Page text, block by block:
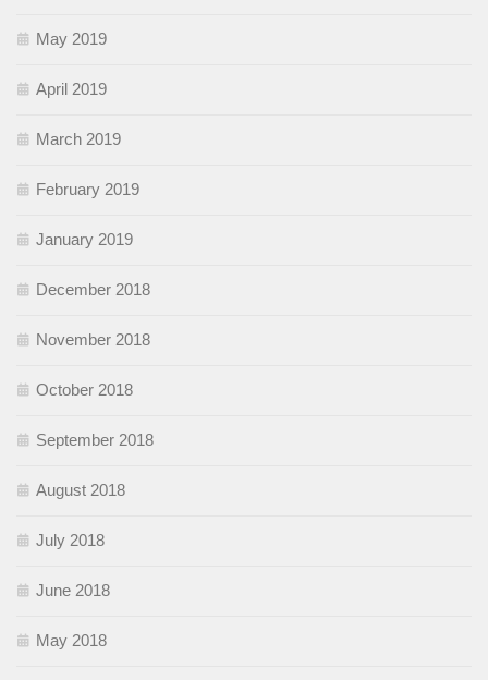
May 2019
April 2019
March 2019
February 2019
January 2019
December 2018
November 2018
October 2018
September 2018
August 2018
July 2018
June 2018
May 2018